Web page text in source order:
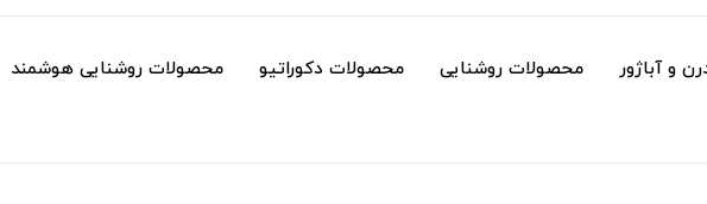
و آباژور محصولات روشنایی محصولات دکوراتیو محصولات روشنایی هوشمند